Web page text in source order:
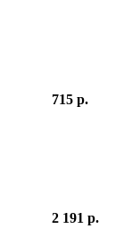
715 р.
2 191 р.